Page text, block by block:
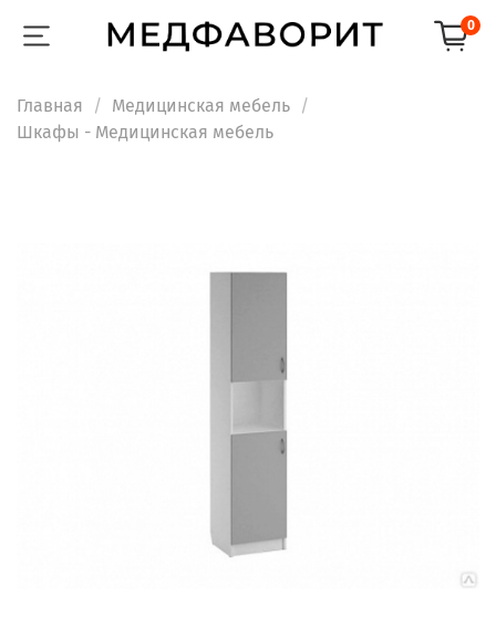
0
Главная
Медицинская мебель
Шкафы - Медицинская мебель